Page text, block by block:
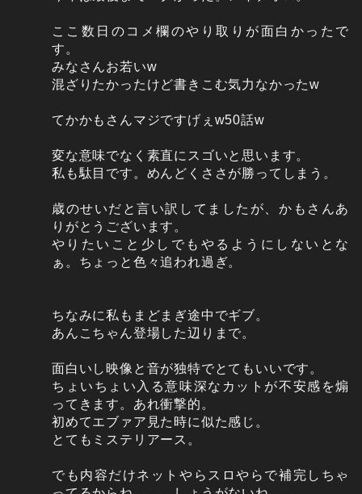
ここ数日のコメ欄のやり取りが面白かったで
す。
みなさんお若いw
混ざりたかったけど書きこむ気力なかったw
てかかもさんマジですげぇw50話w
変な意味でなく素直にスゴいと思います。
私も駄目です。めんどくささが勝ってしまう。
歳のせいだと言い訳してましたが、かもさんあ
りがとうございます。
やりたいこと少しでもやるようにしないとな
ぁ。ちょっと色々追われ過ぎ。
ちなみに私もまどまぎ途中でギブ。
あんこちゃん登場した辺りまで。
面白いし映像と音が独特でとてもいいです。
ちょいちょい入る意味深なカットが不安感を煽
ってきます。あれ衝撃的。
初めてエブァア見た時に似た感じ。
とてもミステリアース。
でも内容だけネットやらスロやらで補完しちゃ